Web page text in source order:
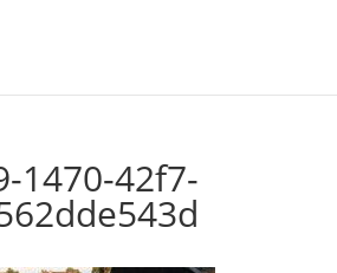
1470-42f7-